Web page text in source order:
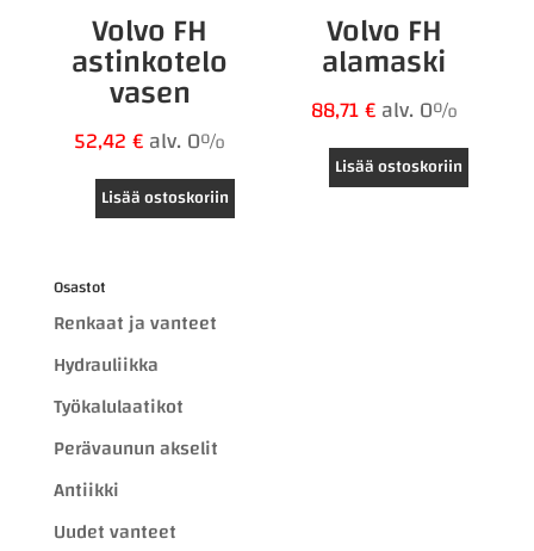
Volvo FH
astinkotelo
vasen
52,42€alv. 0%
Lisää ostoskoriin
Volvo FH
alamaski
88,71€alv. 0%
Lisää ostoskoriin
Osastot
Renkaat ja vanteet
Hydrauliikka
Työkalulaatikot
Perävaunun akselit
Antiikki
Uudet vanteet